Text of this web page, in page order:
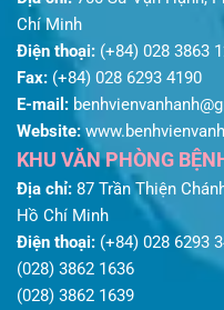
Chí Minh
Điện thoại: (+84) 028 3863
Fax: (+84) 028 6293 4190
E-mail:
Website:
KHU VĂN PHÒNG
Địa chỉ: 87 Trần Thiện
Hồ Chí Minh
Điện thoại: (+84) 028 6293
(028) 3862 1636
(028) 3862 1639